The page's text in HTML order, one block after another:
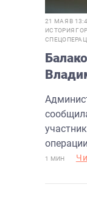
21 МАЯ В
ИСТОРИЯ
1 МИН